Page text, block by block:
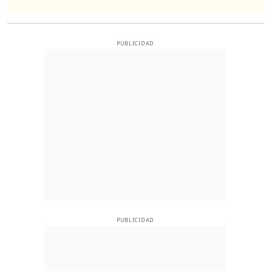
PUBLICIDAD
PUBLICIDAD